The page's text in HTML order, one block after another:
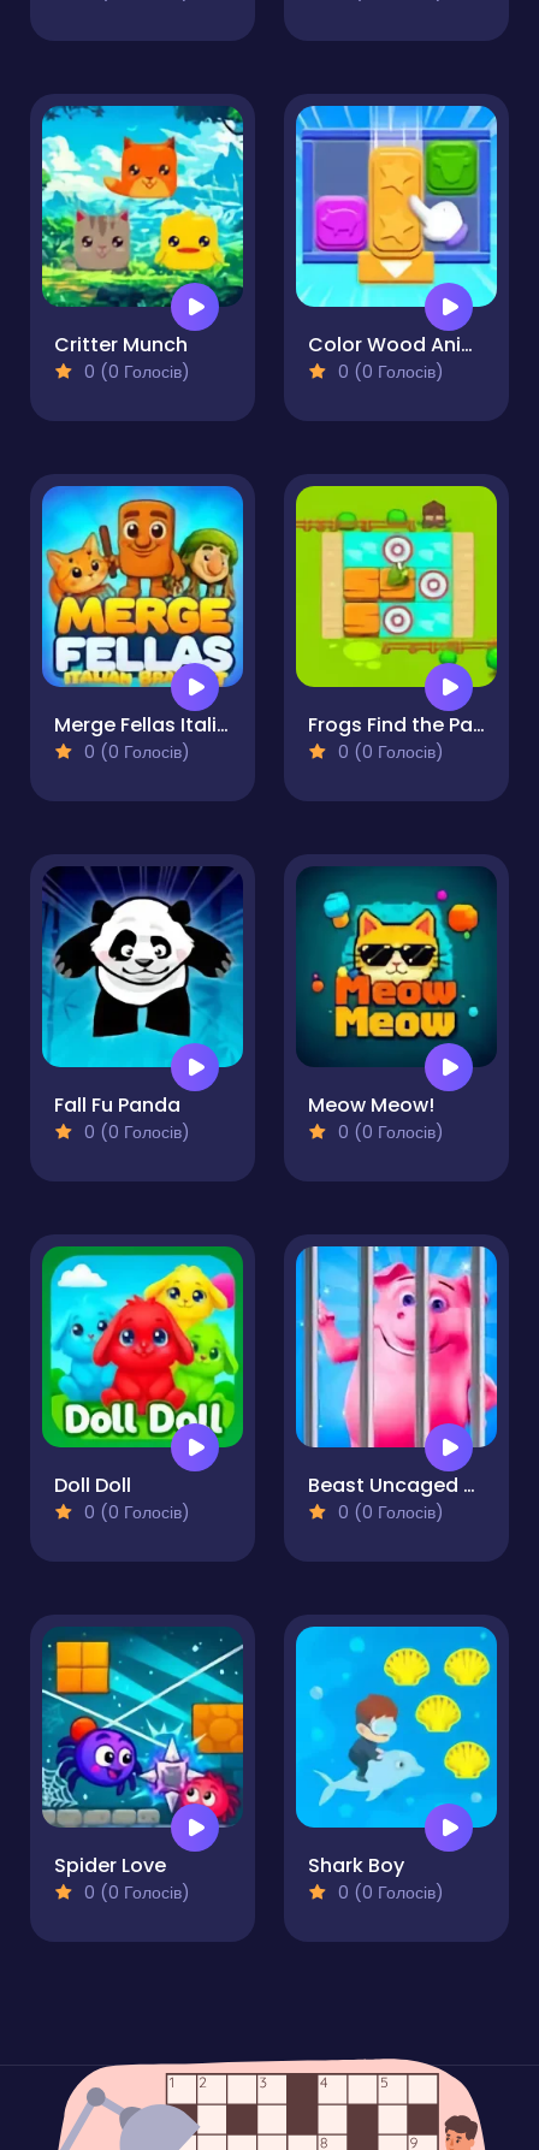
Critter Munch
0 (0 Голосів)
Color Wood Animal Jam
0 (0 Голосів)
Merge Fellas Italian Brainrot
0 (0 Голосів)
Frogs Find the Path
0 (0 Голосів)
Fall Fu Panda
0 (0 Голосів)
Meow Meow!
0 (0 Голосів)
Doll Doll
0 (0 Голосів)
Beast Uncaged - Screw Puzzle
0 (0 Голосів)
Spider Love
0 (0 Голосів)
Shark Boy
0 (0 Голосів)